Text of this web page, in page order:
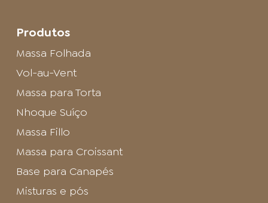
Produtos
Massa Folhada
Vol-au-Vent
Massa para Torta
Nhoque Suíço
Massa Fillo
Massa para Croissant
Base para Canapés
Misturas e pós